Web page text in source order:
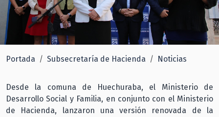
Portada Subsecretaría de Hacienda Noticias
Desde la comuna de Huechuraba, el Ministerio de
Desarrollo Social y Familia, en conjunto con el Ministerio
de Hacienda, lanzaron una versión renovada de la